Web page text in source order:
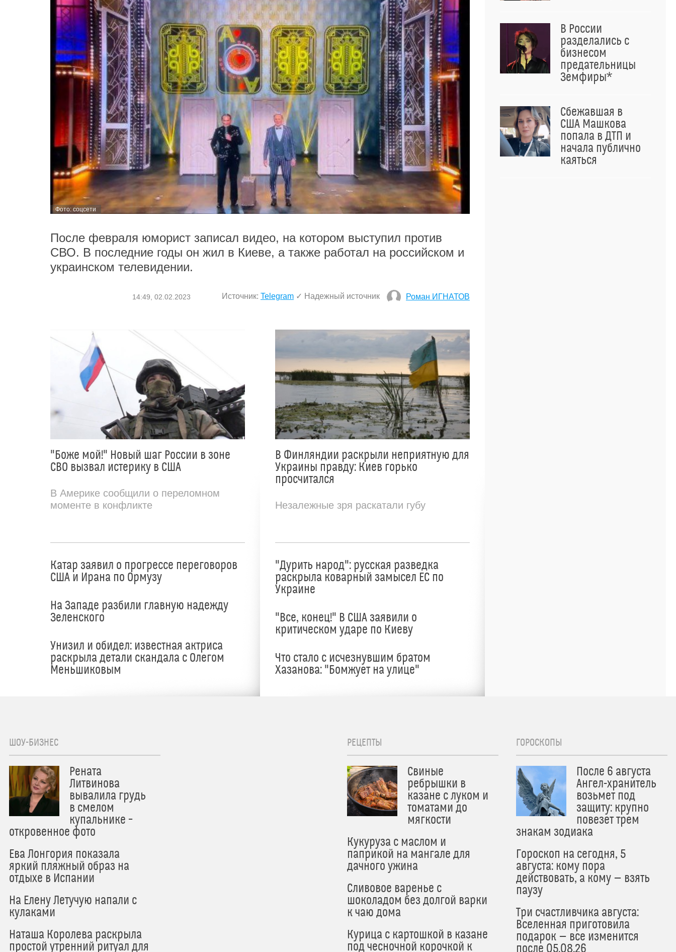
Фото: соцсети
После февраля юморист записал видео, на котором выступил против
СВО. В последние годы он жил в Киеве, а также работал на российском и
украинском телевидении.
14:49, 02.02.2023 Источник: Telegram ✓ Надежный источник Роман ИГНАТОВ
"Боже мой!" Новый шаг России в зоне
СВО вызвал истерику в США
В Америке сообщили о переломном
моменте в конфликте
Катар заявил о прогрессе переговоров
США и Ирана по Ормузу
На Западе разбили главную надежду
Зеленского
Унизил и обидел: известная актриса
раскрыла детали скандала с Олегом
Меньшиковым
В Финляндии раскрыли неприятную для
Украины правду: Киев горько
просчитался
Незалежные зря раскатали губу
"Дурить народ": русская разведка
раскрыла коварный замысел ЕС по
Украине
"Все, конец!" В США заявили о
критическом ударе по Киеву
Что стало с исчезнувшим братом
Хазанова: "Бомжует на улице"
В России
разделались с
бизнесом
предательницы
Земфиры*
Сбежавшая в
США Машкова
попала в ДТП и
начала публично
каяться
ШОУ-БИЗНЕС
Рената
Литвинова
вывалила грудь
в смелом
купальнике –
откровенное фото
Ева Лонгория показала
яркий пляжный образ на
отдыхе в Испании
На Елену Летучую напали с
кулаками
Наташа Королева раскрыла
простой утренний ритуал для
РЕЦЕПТЫ
Свиные
ребрышки в
казане с луком и
томатами до
мягкости
Кукуруза с маслом и
паприкой на мангале для
дачного ужина
Сливовое варенье с
шоколадом без долгой варки
к чаю дома
Курица с картошкой в казане
под чесночной корочкой к
ГОРОСКОПЫ
После 6 августа
Ангел-хранитель
возьмет под
защиту: крупно
повезет трем
знакам зодиака
Гороскоп на сегодня, 5
августа: кому пора
действовать, а кому — взять
паузу
Три счастливчика августа:
Вселенная приготовила
подарок — все изменится
после 05.08.26